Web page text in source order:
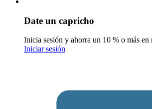
Date un capricho
Inicia sesión y ahorra un 10 % o más en
Iniciar sesión